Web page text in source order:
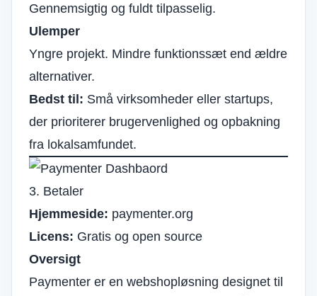
Gennemsigtig og fuldt tilpasselig.
Ulemper
Yngre projekt. Mindre funktionssæt end ældre
alternativer.
Bedst til: Små virksomheder eller startups,
der prioriterer brugervenlighed og opbakning
fra lokalsamfundet.
3. Betaler
Hjemmeside: paymenter.org
Licens: Gratis og open source
Oversigt
Paymenter er en webshopløsning designet til